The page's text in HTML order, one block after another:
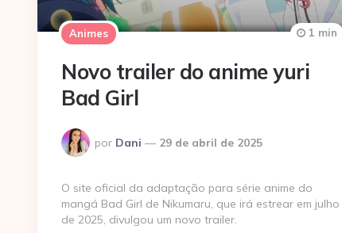
Animes
Novo trailer do anime yuri
Bad Girl
Postado
por
por Dani 29 de abril de 2025
1 min
O site oficial da adaptação para série anime do
mangá Bad Girl de Nikumaru, que irá estrear em julho
de 2025, divulgou um novo trailer.